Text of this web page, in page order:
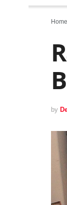
Home
by